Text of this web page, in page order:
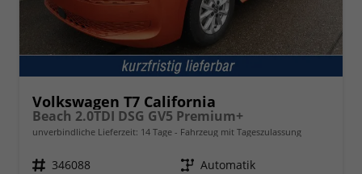
Volkswagen T7 California
Beach 2.0TDI DSG GV5 Premium+
unverbindliche Lieferzeit: 14 Tage Fahrzeug mit Tageszulassung
Fahrzeugnr. 346088 Getriebe Automatik